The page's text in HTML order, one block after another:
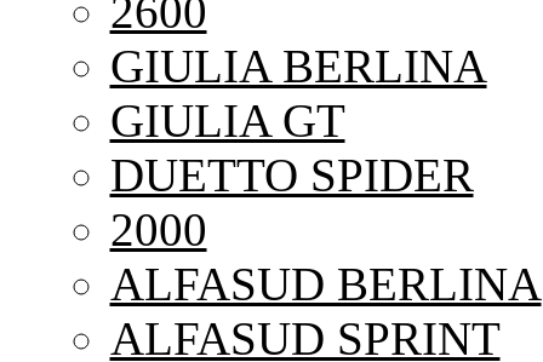
2600
GIULIA BERLINA
GIULIA GT
DUETTO SPIDER
2000
ALFASUD BERLINA
ALFASUD SPRINT